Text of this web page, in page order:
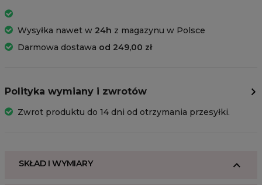
Wysyłka nawet w 24h z magazynu w Polsce
Darmowa dostawa od 249,00 zł
Polityka wymiany i zwrotów
Zwrot produktu do 14 dni od otrzymania przesyłki.
SKŁAD I WYMIARY